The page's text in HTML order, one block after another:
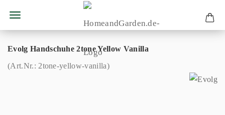
Evolg Handschuhe 2tone Yellow Vanilla
(Art.Nr.: 2tone-yellow-vanilla)